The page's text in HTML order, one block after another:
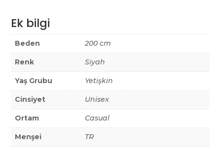
Ek bilgi
Beden 200 cm
Renk Siyah
Yaş Grubu Yetişkin
Cinsiyet Unisex
Ortam Casual
Menşei TR